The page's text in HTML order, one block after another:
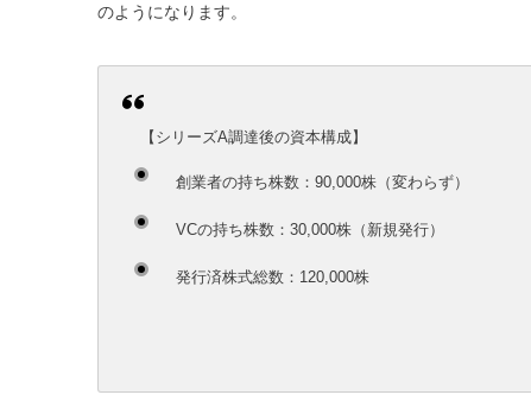
のようになります。
【シリーズA調達後の資本構成】
創業者の持ち株数：90,000株（変わらず）
VCの持ち株数：30,000株（新規発行）
発行済株式総数： 120,000株